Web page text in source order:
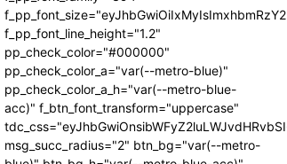
f_pp_font_line_height="1.2"
pp_check_color="#000000"
pp_check_color_a="var(--metro-blue)"
pp_check_color_a_h="var(--metro-blue-
acc)" f_btn_font_transform="uppercase"
msg_succ_radius="2" btn_bg="var(--metro-